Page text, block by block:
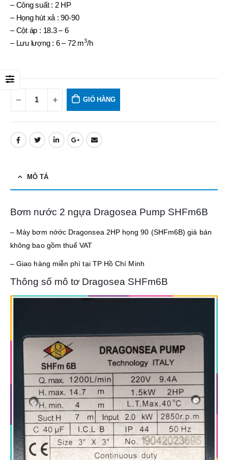
– Công suất : 2 HP
– Họng hút xả : 90-90
– Cột áp : 18.3 – 6
– Lưu lượng : 6 – 72 m3/h
GIỎ HÀNG
MÔ TẢ
Bơm nước 2 ngựa Dragosea Pump SHFm6B
– Máy bơm nớớc Dragonsea 2HP họng 90 (SHFm6B) giá bán
không bao gồm thuế VAT
– Giao hàng miễn phí tại TP Hồ Chí Minh
Thông số mô tơ Dragosea SHFm6B